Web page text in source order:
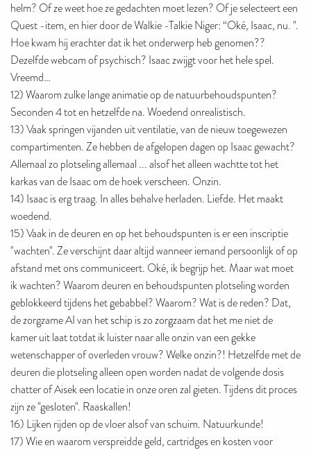
helm? Of ze weet hoe ze gedachten moet lezen? Of je selecteert een
Quest -item, en hier door de Walkie -Talkie Niger: “Oké, Isaac, nu. ".
Hoe kwam hij erachter dat ik het onderwerp heb genomen??
Dezelfde webcam of psychisch? Isaac zwijgt voor het hele spel.
Vreemd…
12) Waarom zulke lange animatie op de natuurbehoudspunten?
Seconden 4 tot en hetzelfde na. Woedend onrealistisch.
13) Vaak springen vijanden uit ventilatie, van de nieuw toegewezen
compartimenten. Ze hebben de afgelopen dagen op Isaac gewacht?
Allemaal zo plotseling allemaal ... alsof het alleen wachtte tot het
karkas van de Isaac om de hoek verscheen. Onzin.
14) Isaac is erg traag. In alles behalve herladen. Liefde. Het maakt
woedend.
15) Vaak in de deuren en op het behoudspunten is er een inscriptie
"wachten". Ze verschijnt daar altijd wanneer iemand persoonlijk of op
afstand met ons communiceert. Oké, ik begrijp het. Maar wat moet
ik wachten? Waarom deuren en behoudspunten plotseling worden
geblokkeerd tijdens het gebabbel? Waarom? Wat is de reden? Dat,
de zorgzame AI van het schip is zo zorgzaam dat het me niet de
kamer uit laat totdat ik luister naar alle onzin van een gekke
wetenschapper of overleden vrouw? Welke onzin?! Hetzelfde met de
deuren die plotseling alleen open worden nadat de volgende dosis
chatter of Aisek een locatie in onze oren zal gieten. Tijdens dit proces
zijn ze "gesloten". Raaskallen!
16) Lijken rijden op de vloer alsof van schuim. Natuurkunde!
17) Wie en waarom verspreidde geld, cartridges en kosten voor